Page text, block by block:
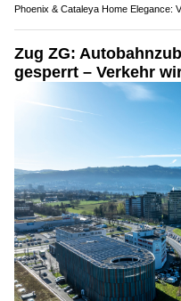
Phoenix & Cataleya Home Elegance:
Zug ZG:
gesperrt – Verkehr